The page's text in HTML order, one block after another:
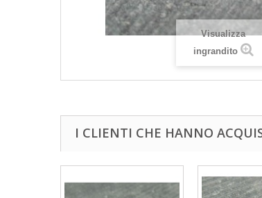
Visualizza
ingrandito
I CLIENTI CHE HANNO